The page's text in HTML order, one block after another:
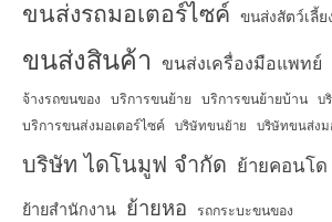
ขนส่งรถมอเตอร์ไซค์ ขนส่งสัตว์เลี้ย
ขนส่งสินค้า ขนส่งเครื่องมือแพทย์
จ้างรถขนของ บริการขนย้าย บริการขนย้ายบ้าน บ
บริการขนส่งมอเตอร์ไซค์ บริษัทขนย้าย บริษัทขนส่งม
บริษัท ไดโนมูฟ จำกัด ย้ายคอนโด
ย้ายสำนักงาน ย้ายหอ รถกระบะขนของ